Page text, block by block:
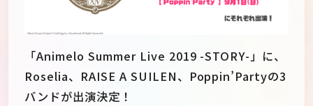
「Animelo Summer Live 2019 -STORY-」に、
Roselia、RAISE A SUILEN、Poppin’Partyの3
バンドが出演決定！